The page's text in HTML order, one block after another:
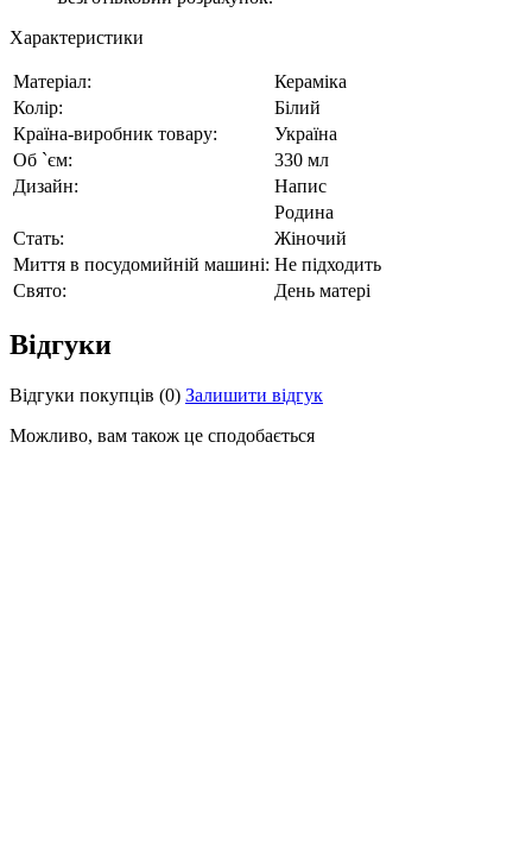
Характеристики
Матеріал:
Кераміка
Колір:
Білий
Країна-виробник товару:
Україна
Об `єм:
330 мл
Дизайн:
Напис
Родина
Стать:
Жіночий
Миття в посудомийній машині: Не підходить
Свято:
День матері
Відгуки
Відгуки покупців (0) Залишити відгук
Можливо, вам також це сподобається